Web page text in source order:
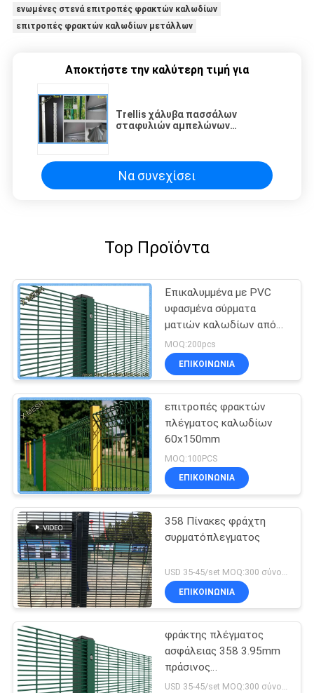
ενωμένες στενά επιτροπές φρακτών καλωδίων
επιτροπές φρακτών καλωδίων μετάλλων
Αποκτήστε την καλύτερη τιμή για
Trellis χάλυβα πασσάλων
σταφυλιών αμπελώνων
γαλβανισμένος
Να συνεχίσει
Top Προϊόντα
Επικαλυμμένα με PVC
υφασμένα σύρματα
ματιών καλωδίων από
γαλβανισμένο πυρήνα
πυρήνα για φυλακή
MOQ:200pcs
ΕΠΙΚΟΙΝΩΝΊΑ
επιτροπές φρακτών
πλέγματος καλωδίων
60x150mm
MOQ:100PCS
ΕΠΙΚΟΙΝΩΝΊΑ
358 Πίνακες φράχτη
συρματόπλεγματος
USD 35-45/set MOQ:300 σύνολα
ΕΠΙΚΟΙΝΩΝΊΑ
φράκτης πλέγματος
ασφάλειας 358 3.95mm
πράσινος
χρωματισμένος
USD 35-45/set MOQ:300 σύνολα